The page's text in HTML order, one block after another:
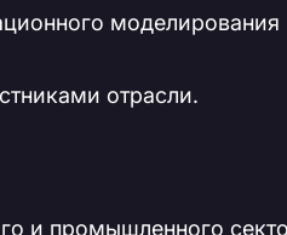
моделирования
отрасли.
и промышленного